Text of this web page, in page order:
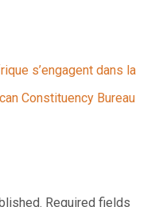
s’engagent dans la
Constituency Bureau
Required fields